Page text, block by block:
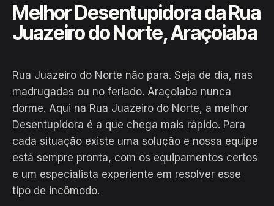
Melhor Desentupidora da Rua
Juazeiro do Norte, Araçoiaba
Rua Juazeiro do Norte não para. Seja de dia, nas
madrugadas ou no feriado. Araçoiaba nunca
dorme. Aqui na Rua Juazeiro do Norte, a melhor
Desentupidora é a que chega mais rápido. Para
cada situação existe uma solução e nossa equipe
está sempre pronta, com os equipamentos certos
e um especialista experiente em resolver esse
tipo de incômodo.
Hiroshiro · Rua Juazeiro do Norte,